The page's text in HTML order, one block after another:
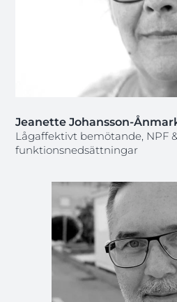
Jeanette Johansson-
Lågaffektivt bemötande, NPF
funktionsnedsättningar